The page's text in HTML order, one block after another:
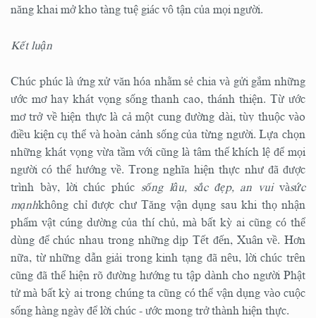
năng khai mở kho tàng tuệ giác vô tận của mọi người.
Kết luận
Chúc phúc là ứng xử văn hóa nhằm sẻ chia và gửi gắm những
ước mơ hay khát vọng sống thanh cao, thánh thiện. Từ ước
mơ trở về hiện thực là cả một cung đường dài, tùy thuộc vào
điều kiện cụ thể và hoàn cảnh sống của từng người. Lựa chọn
những khát vọng vừa tầm với cũng là tâm thế khích lệ để mọi
người có thể hướng về. Trong nghĩa hiện thực như đã được
trình bày, lời chúc phúcsống lâu, sắc đẹp, an vuivàsức
mạnhkhông chỉ được chư Tăng vận dụng sau khi thọ nhận
phẩm vật cúng dường của thí chủ, mà bất kỳ ai cũng có thể
dùng để chúc nhau trong những dịp Tết đến, Xuân về. Hơn
nữa, từ những dẫn giải trong kinh tạng đã nêu, lời chúc trên
cũng đã thể hiện rõ đường hướng tu tập dành cho người Phật
tử mà bất kỳ ai trong chúng ta cũng có thể vận dụng vào cuộc
sống hàng ngày để lời chúc - ước mong trở thành hiện thực.